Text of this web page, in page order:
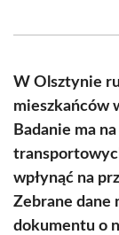
(Twitter)
W Olsztynie
mieszkańców
Badanie ma
wpłynąć na
Zebrane dane
dokumentu o